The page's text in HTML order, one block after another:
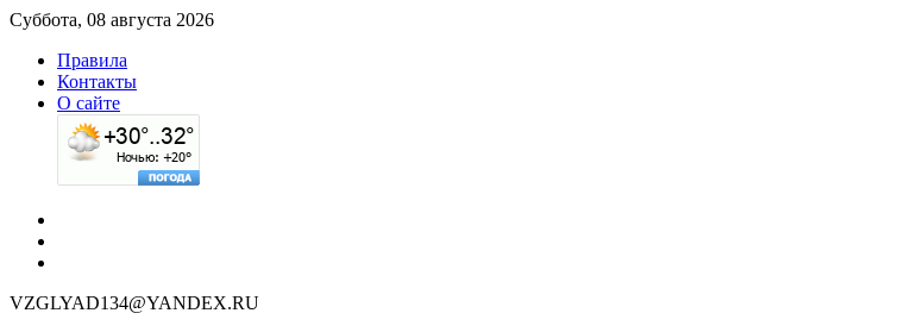
Суббота, 08 августа 2026
Правила
Контакты
О сайте
VZGLYAD134@YANDEX.RU